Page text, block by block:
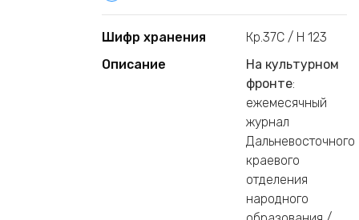
Шифр хранения
Кр.37С / Н 123
Описание
На культурном
фронте:
ежемесячный
журнал
Дальневосточного
краевого
отделения
народного